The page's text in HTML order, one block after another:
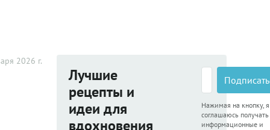
2026 г.
Лучшие
рецепты и
идеи для
вдохновения
Нажимая на кнопку, я
соглашаюсь получать
информационные и